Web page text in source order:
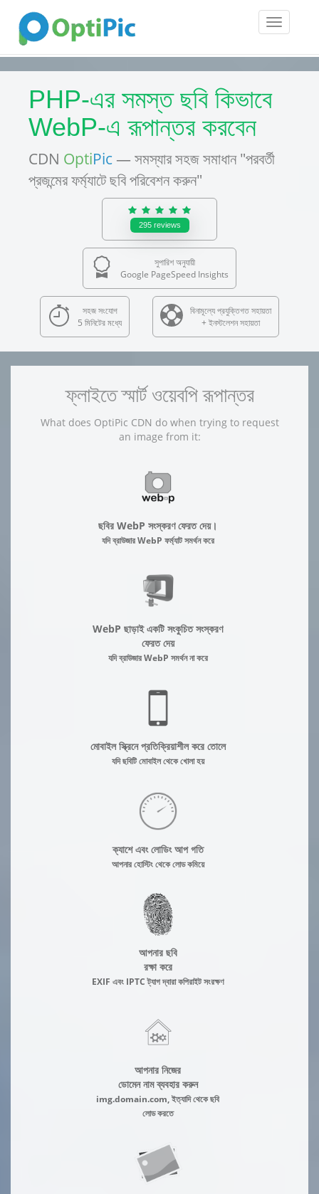
Toggle
PHP-এর সমস্ত ছবি কিভাবে
WebP-এ রূপান্তর করবেন
CDN OptiPic — সমস্যার সহজ সমাধান "পরবর্তী
প্রজন্মের ফর্ম্যাটে ছবি পরিবেশন করুন"
295 reviews
সুপারিশ অনুযায়ী
Google PageSpeed Insights
সহজ সংযোগ
5 মিনিটের মধ্যে
বিনামূল্যে প্রযুক্তিগত সহায়তা
+ ইনস্টলেশন সহায়তা
ফ্লাইতে স্মার্ট ওয়েবপি রূপান্তর
What does OptiPic CDN do when trying to request
an image from it:
ছবির WebP সংস্করণ ফেরত দেয়।
যদি ব্রাউজার WebP ফর্ম্যাট সমর্থন করে
WebP ছাড়াই একটি সংকুচিত সংস্করণ
ফেরত দেয়
যদি ব্রাউজার WebP সমর্থন না করে
মোবাইল স্ক্রিনে প্রতিক্রিয়াশীল করে তোলে
যদি ছবিটি মোবাইল থেকে খোলা হয়
ক্যাশে এবং লোডিং আপ গতি
আপনার হোস্টিং থেকে লোড কমিয়ে
আপনার ছবি
রক্ষা করে
EXIF এবং IPTC ট্যাগ দ্বারা কপিরাইট সংরক্ষণ
আপনার নিজের
ডোমেন নাম ব্যবহার করুন
img.domain.com, ইত্যাদি থেকে ছবি
লোড করতে